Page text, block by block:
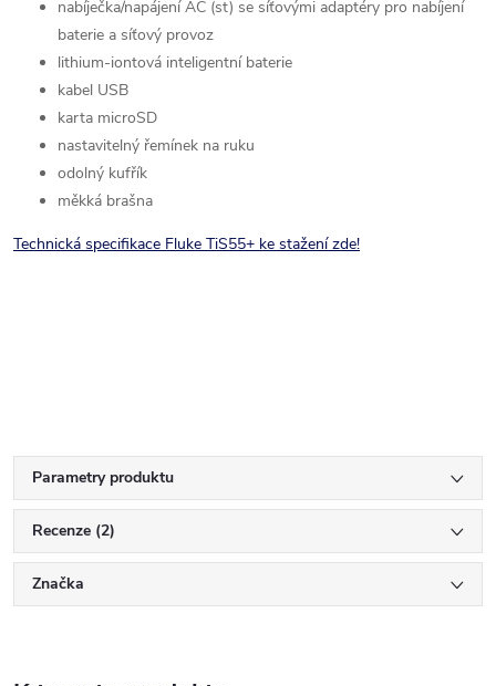
nabíječka/napájení AC (st) se síťovými adaptéry pro nabíjení
baterie a síťový provoz
lithium-iontová inteligentní baterie
kabel USB
karta microSD
nastavitelný řemínek na ruku
odolný kufřík
měkká brašna
Technická specifikace Fluke TiS55+ ke stažení zde!
Parametry produktu
Recenze (2)
Značka